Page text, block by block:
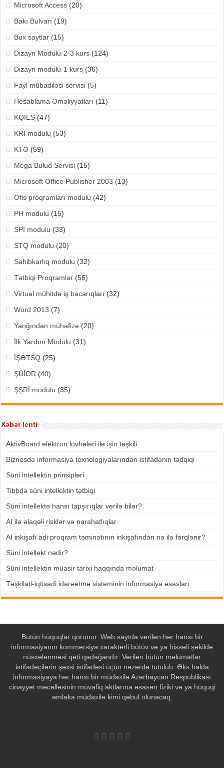
Microsoft Access(20)
Bakı Bulvarı (19)
Bux saytlar(15)
Dizayn Modulu-2-3 kurs(124)
Dizayn modulu-1 kurs(36)
Fayl mübadiləsi servisi(5)
Hesablama Əməliyyatları (11)
KQİES(47)
KRİ modulu (53)
KTƏ (59)
Mega Bulud Servisi(15)
Microsoft Office Publisher 2003 (13)
Ofis proqramları modulu (42)
PH modulu (15)
SPİ modulu (33)
STQ modulu (20)
Sahibkarlıq modulu (32)
Tətbiqi Proqramlar(56)
Virtual mühitdə iş bacarıqları (32)
Word 2013 (7)
Yanğından mühafizə(20)
İlk Yardım Modulu (31)
İŞƏTSQ(25)
ŞÜİOR (40)
ŞŞRİ modulu (35)
Xəbər lenti
AktivBoard elektron lövhələri ilə işin təşkili
Biznesdə informasiya texnologiyalarından istifadənin tədqiqi
Süni intellektin prinsipləri
Tibbdə süni intellektin tətbiqi
Süni intellektə hansı tapşırıqlar verilə bilər?
AI ilə əlaqəli risklər və narahatlıqlar
AI inkişafı adi proqram təminatının inkişafından nə ilə fərqlənir?
Süni intellekt nədir?
Süni intellektin müasir tarixi haqqında məlumat
Təşkilati-iqtisadi idarəetmə sisteminin informasiya əsasları
Bütün hüquqlar qorunur. Web saytda verilən hər hansı bir
informasiyanın kommersiya xarakterli bütöv və ya hissəli şəkildə
nüsxələnməsi qəti qadağandır. Verilən bütün məlumatlar
istifadəçilərin şəxsi istifadəsi üçün nəzərdə tutulub. Əks halda
informasiyaya hər hansı bir müdaxilə Azərbaycan Respublikası
cinayyət məcəlləsinin müvafiq aktlarına əsasən fiziki və ya hüquqi
əmlaka müdaxilə kimi qəbul olunacaq.